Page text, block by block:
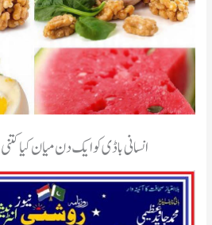
انسانی باڈی کو ایک دن میان کیا